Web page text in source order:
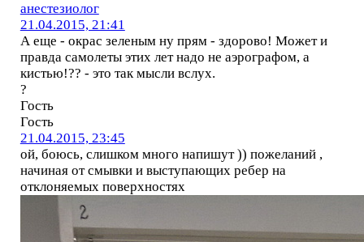
анестезиолог
21.04.2015, 21:41
А еще - окрас зеленым ну прям - здорово! Может и
правда самолеты этих лет надо не аэрографом, а
кистью!?? - это так мысли вслух.
?
Гость
Гость
21.04.2015, 23:45
ой, боюсь, слишком много напишут )) пожеланий ,
начиная от смывки и выступающих ребер на
отклоняемых поверхностях